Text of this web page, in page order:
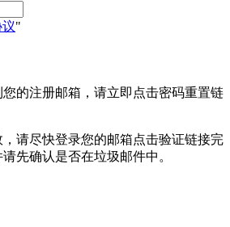
"
的注册邮箱，请立即点击密码重置链
请尽快登录您的邮箱点击验证链接完
先确认是否在垃圾邮件中。